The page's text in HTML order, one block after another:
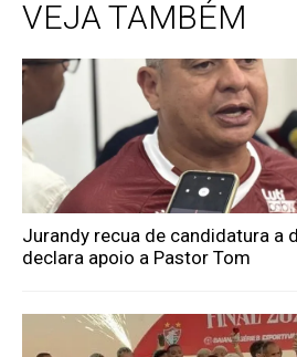
VEJA TAMBÉM
Jurandy recua de candidatura a
declara apoio a Pastor Tom